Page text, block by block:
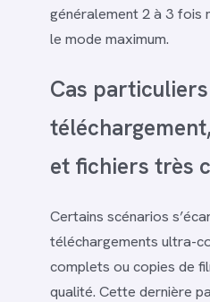
généralement 2 à 3 fois
le mode maximum.
Cas particuliers
et fichiers très
Certains scénarios
téléchargements ultra-
complets ou copies de
qualité. Cette dernière